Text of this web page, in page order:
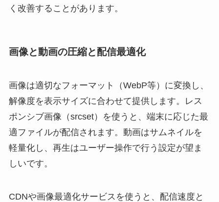
く改善することがあります。
画像と動画の圧縮と配信最適化
画像は適切なフォーマット（WebP等）に変換し、
解像度を表示サイズに合わせて提供します。レス
ポンシブ画像（srcset）を使うと、端末に応じた最
適ファイルが配信されます。動画はサムネイルを
軽量化し、再生はユーザー操作で行う設定が望ま
しいです。
CDNや画像最適化サービスを使うと、配信速度と